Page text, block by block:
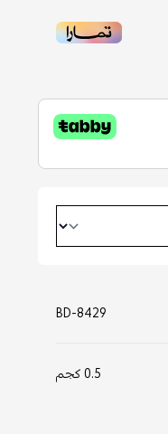
BD-8429
0.5 كجم